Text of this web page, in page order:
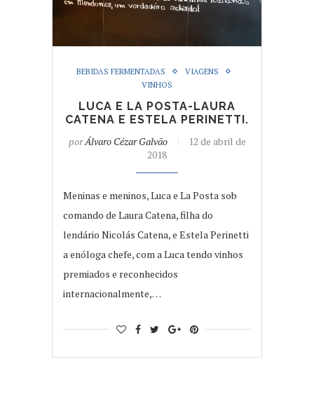
BEBIDAS FERMENTADAS
VIAGENS
VINHOS
LUCA E LA POSTA-LAURA
CATENA E ESTELA PERINETTI.
porÁlvaro Cézar Galvão
12 de abril de
2018
Meninas e meninos, Luca e La Posta sob
comando de Laura Catena, filha do
lendário Nicolás Catena, e Estela Perinetti
a enóloga chefe, com a Luca tendo vinhos
premiados e reconhecidos
internacionalmente,…